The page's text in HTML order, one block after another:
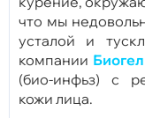
что мы
усталой и
компании
(био-инфьз) с
кожи лица.